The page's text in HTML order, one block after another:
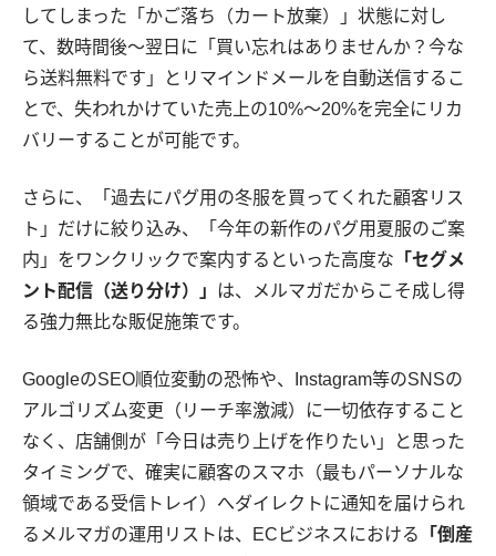
してしまった「かご落ち（カート放棄）」状態に対し
て、数時間後〜翌日に「買い忘れはありませんか？今な
ら送料無料です」とリマインドメールを自動送信するこ
とで、失われかけていた売上の10%〜20%を完全にリカ
バリーすることが可能です。
さらに、「過去にパグ用の冬服を買ってくれた顧客リス
ト」だけに絞り込み、「今年の新作のパグ用夏服のご案
内」をワンクリックで案内するといった高度な 「セグメ
ント配信（送り分け）」 は、メルマガだからこそ成し得
る強力無比な販促施策です。
GoogleのSEO順位変動の恐怖や、Instagram等のSNSの
アルゴリズム変更（リーチ率激減）に一切依存すること
なく、店舗側が「今日は売り上げを作りたい」と思った
タイミングで、確実に顧客のスマホ（最もパーソナルな
領域である受信トレイ）へダイレクトに通知を届けられ
るメルマガの運用リストは、ECビジネスにおける
「倒産